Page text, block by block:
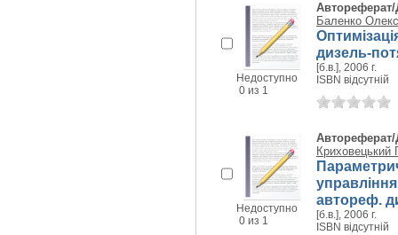
Недоступно
0 из 1
Автореферат/
Баленко
дизель-
[б.в.], 2006 г.
ISBN відсутній
Недоступно
0 из 1
Автореферат/
Криховецький
автореф.
[б.в.], 2006 г.
ISBN відсутній